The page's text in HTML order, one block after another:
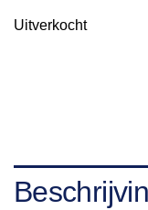
Uitverkocht